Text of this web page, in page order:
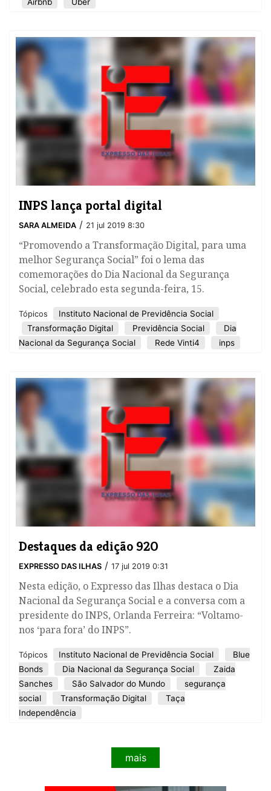
INPS lança portal digital
SARA ALMEIDA / 21 jul 2019 8:30
“Promovendo a Transformação Digital, para uma
melhor Segurança Social” foi o lema das
comemorações do Dia Nacional da Segurança
Social, celebrado esta segunda-feira, 15.
Tópicos
Instituto Nacional de Previdência Social
Transformação Digital
Previdência Social
Dia
Nacional da Segurança Social
Rede Vinti4 inps
Destaques da edição 920
EXPRESSO DAS ILHAS / 17 jul 2019 0:31
Nesta edição, o Expresso das Ilhas destaca o Dia
Nacional da Segurança Social e a conversa com a
presidente do INPS, Orlanda Ferreira: “Voltamo-
nos ‘para fora’ do INPS”.
Tópicos Instituto Nacional de Previdência Social
Blue
Bonds
Dia Nacional da Segurança Social
Zaida
Sanches
São Salvador do Mundo
segurança
social
Transformação Digital
Taça
Independência
mais